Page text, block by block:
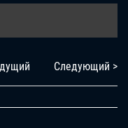
Следующий >